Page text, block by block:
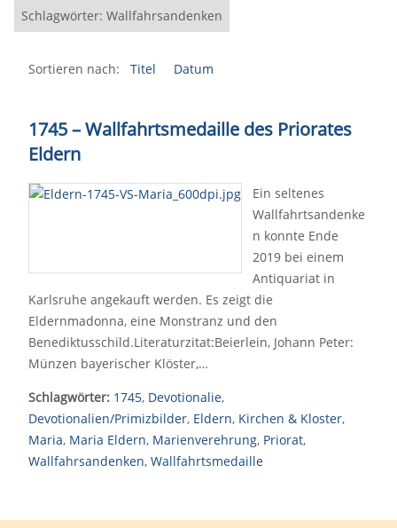
Schlagwörter: Wallfahrsandenken
Sortieren nach: Titel Datum
1745 – Wallfahrtsmedaille des Priorates
Eldern
Ein seltenes
Wallfahrtsandenke
n konnte Ende
2019 bei einem
Antiquariat in
Karlsruhe angekauft werden. Es zeigt die
Eldernmadonna, eine Monstranz und den
Benediktusschild.Literaturzitat:Beierlein, Johann Peter:
Münzen bayerischer Klöster,…
Schlagwörter: 1745, Devotionalie,
Devotionalien/Primizbilder, Eldern, Kirchen & Kloster,
Maria, Maria Eldern, Marienverehrung, Priorat,
Wallfahrsandenken, Wallfahrtsmedaille